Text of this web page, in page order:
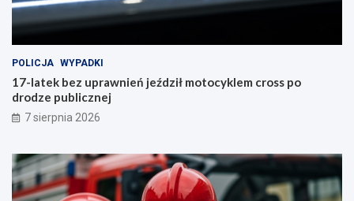
POLICJA WYPADKI
17-latek bez uprawnień jeździł motocyklem cross po
drodze publicznej
7 sierpnia 2026